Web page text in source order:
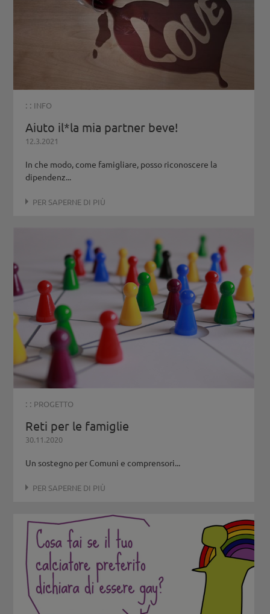
: : INFO
Aiuto il*la mia partner beve!
12.3.2021
In che modo, come famigliare, posso riconoscere la
dipendenz...
PER SAPERNE DI PIÙ
: : PROGETTO
Reti per le famiglie
30.11.2020
Un sostegno per Comuni e comprensori...
PER SAPERNE DI PIÙ